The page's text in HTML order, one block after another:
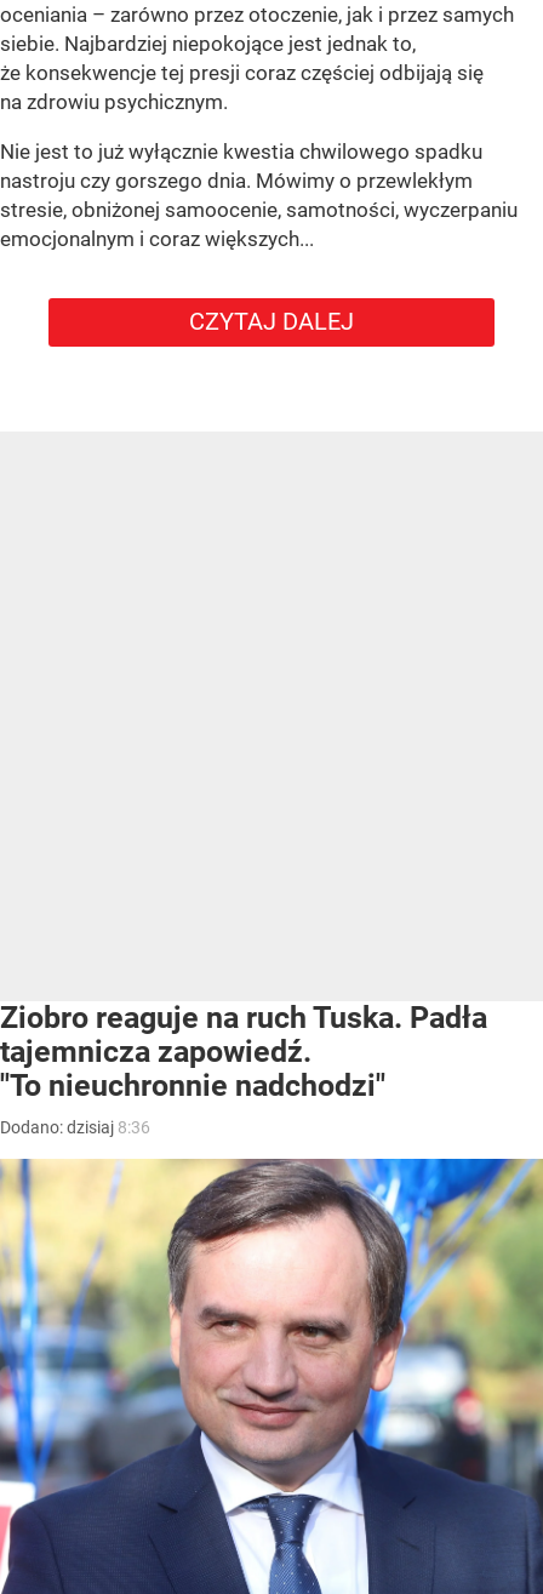
oceniania – zarówno przez otoczenie, jak i przez samych
siebie. Najbardziej niepokojące jest jednak to,
że konsekwencje tej presji coraz częściej odbijają się
na zdrowiu psychicznym.
Nie jest to już wyłącznie kwestia chwilowego spadku
nastroju czy gorszego dnia. Mówimy o przewlekłym
stresie, obniżonej samoocenie, samotności, wyczerpaniu
emocjonalnym i coraz większych...
CZYTAJ DALEJ
Ziobro reaguje na ruch Tuska. Padła
tajemnicza zapowiedź.
"To nieuchronnie nadchodzi"
Dodano:dzisiaj 8:36